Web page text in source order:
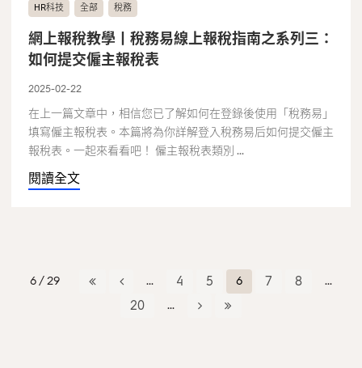
HR科技 全部 稅務
網上報稅教學丨稅務易線上報稅指南之系列三：
如何提交僱主報稅表
2025-02-22
在上一篇文章中，相信您已了解如何在登錄後使用「稅務易」
填寫僱主報稅表。本篇將為你詳解登入稅務易后如何提交僱主
報稅表。一起來看看吧！ 僱主報稅表類別 ...
閱讀全文
6 / 29 ... 4 5 6 7 8 ...
20 ...